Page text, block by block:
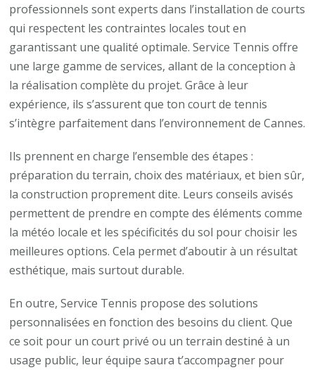
professionnels sont experts dans l’installation de courts
qui respectent les contraintes locales tout en
garantissant une qualité optimale. Service Tennis offre
une large gamme de services, allant de la conception à
la réalisation complète du projet. Grâce à leur
expérience, ils s’assurent que ton court de tennis
s’intègre parfaitement dans l’environnement de Cannes.
Ils prennent en charge l’ensemble des étapes :
préparation du terrain, choix des matériaux, et bien sûr,
la construction proprement dite. Leurs conseils avisés
permettent de prendre en compte des éléments comme
la météo locale et les spécificités du sol pour choisir les
meilleures options. Cela permet d’aboutir à un résultat
esthétique, mais surtout durable.
En outre, Service Tennis propose des solutions
personnalisées en fonction des besoins du client. Que
ce soit pour un court privé ou un terrain destiné à un
usage public, leur équipe saura t’accompagner pour